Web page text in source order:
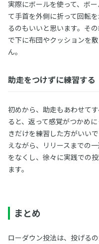
実際にボールを使って、ボ
て手首を外側に折って回転
るのもいいと思います。そ
で下に布団やクッションを
ん。
助走をつけずに練習する
初めから、助走もあわせて
ると、返って感覚がつかめ
きだけを練習した方がいい
えながら、リリースまでの
をなくし、徐々に実践での
ます。
まとめ
ローダウン投法は、投げる